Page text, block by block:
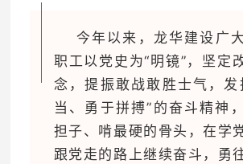
今年以来，龙华建设广
职工以党史为“明镜”，坚定
念，提振敢战敢胜士气，发
当、勇于拼搏”的奋斗精神
担子、啃最硬的骨头，在学
跟党走的路上继续奋斗，勇